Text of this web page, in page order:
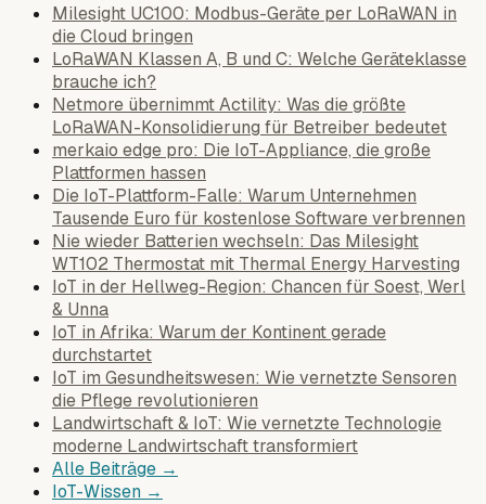
Milesight UC100: Modbus-Geräte per LoRaWAN in
die Cloud bringen
LoRaWAN Klassen A, B und C: Welche Geräteklasse
brauche ich?
Netmore übernimmt Actility: Was die größte
LoRaWAN-Konsolidierung für Betreiber bedeutet
merkaio edge pro: Die IoT-Appliance, die große
Plattformen hassen
Die IoT-Plattform-Falle: Warum Unternehmen
Tausende Euro für kostenlose Software verbrennen
Nie wieder Batterien wechseln: Das Milesight
WT102 Thermostat mit Thermal Energy Harvesting
IoT in der Hellweg-Region: Chancen für Soest, Werl
& Unna
IoT in Afrika: Warum der Kontinent gerade
durchstartet
IoT im Gesundheitswesen: Wie vernetzte Sensoren
die Pflege revolutionieren
Landwirtschaft & IoT: Wie vernetzte Technologie
moderne Landwirtschaft transformiert
Alle Beiträge →
IoT-Wissen →